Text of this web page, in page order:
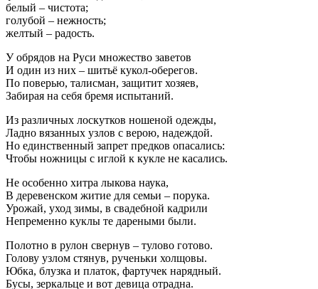
белый – чистота;
голубой – нежность;
желтый – радость.
У обрядов на Руси множество заветов
И один из них – шитьё кукол-оберегов.
По поверью, талисман, защитит хозяев,
Забирая на себя бремя испытаний.
Из различных лоскутков ношеной одежды,
Ладно вязанных узлов с верою, надеждой.
Но единственный запрет предков опасались:
Чтобы ножницы с иглой к кукле не касались.
Не особенно хитра лыкова наука,
В деревенском житие для семьи – порука.
Урожай, уход зимы, в свадебной кадрили
Непременно куклы те дареными были.
Полотно в рулон свернув – тулово готово.
Голову узлом стянув, рученьки холщовы.
Юбка, блузка и платок, фартучек нарядный.
Бусы, зеркальце и вот девица отрадна.